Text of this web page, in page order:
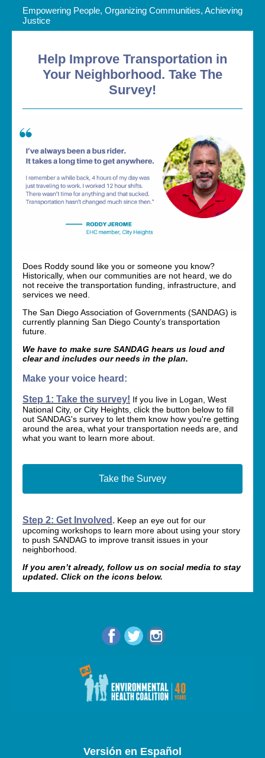
Empowering People, Organizing Communities, Achieving
Justice
Help Improve Transportation in
Your Neighborhood. Take The
Survey!
Does Roddy sound like you or someone you know?
Historically, when our communities are not heard, we do
not receive the transportation funding, infrastructure, and
services we need.
The San Diego Association of Governments (SANDAG) is
currently planning San Diego County’s transportation
future.
We have to make sure SANDAG hears us loud and
clear and includes our needs in the plan.
Make your voice heard:
Step 1: Take the survey! If you live in Logan, West
National City, or City Heights, click the button below to fill
out SANDAG's survey to let them know how you're getting
around the area, what your transportation needs are, and
what you want to learn more about.
Take the Survey
Step 2: Get Involved . Keep an eye out for our
upcoming workshops to learn more about using your story
to push SANDAG to improve transit issues in your
neighborhood.
If you aren’t already, follow us on social media to stay
updated. Click on the icons below.
Versión en Español